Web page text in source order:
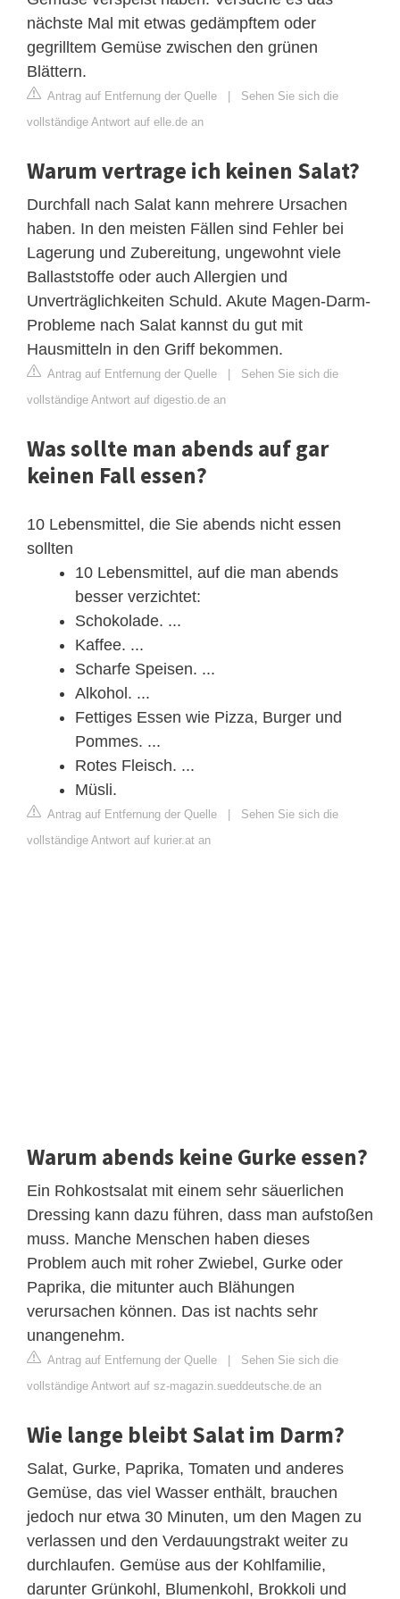
nächste Mal mit etwas gedämpftem oder
gegrilltem Gemüse zwischen den grünen
Blättern.
Antrag auf Entfernung der Quelle | Sehen Sie sich die
vollständige Antwort auf elle.de an
Warum vertrage ich keinen Salat?
Durchfall nach Salat kann mehrere Ursachen
haben. In den meisten Fällen sind Fehler bei
Lagerung und Zubereitung, ungewohnt viele
Ballaststoffe oder auch Allergien und
Unverträglichkeiten Schuld. Akute Magen-Darm-
Probleme nach Salat kannst du gut mit
Hausmitteln in den Griff bekommen.
Antrag auf Entfernung der Quelle | Sehen Sie sich die
vollständige Antwort auf digestio.de an
Was sollte man abends auf gar
keinen Fall essen?
10 Lebensmittel, die Sie abends nicht essen
sollten
10 Lebensmittel, auf die man abends
besser verzichtet:
Schokolade. ...
Kaffee. ...
Scharfe Speisen. ...
Alkohol. ...
Fettiges Essen wie Pizza, Burger und
Pommes. ...
Rotes Fleisch. ...
Müsli.
Antrag auf Entfernung der Quelle | Sehen Sie sich die
vollständige Antwort auf kurier.at an
Warum abends keine Gurke essen?
Ein Rohkostsalat mit einem sehr säuerlichen
Dressing kann dazu führen, dass man aufstoßen
muss. Manche Menschen haben dieses
Problem auch mit roher Zwiebel, Gurke oder
Paprika, die mitunter auch Blähungen
verursachen können. Das ist nachts sehr
unangenehm.
Antrag auf Entfernung der Quelle | Sehen Sie sich die
vollständige Antwort auf sz-magazin.sueddeutsche.de an
Wie lange bleibt Salat im Darm?
Salat, Gurke, Paprika, Tomaten und anderes
Gemüse, das viel Wasser enthält, brauchen
jedoch nur etwa 30 Minuten, um den Magen zu
verlassen und den Verdauungstrakt weiter zu
durchlaufen. Gemüse aus der Kohlfamilie,
darunter Grünkohl, Blumenkohl, Brokkoli und